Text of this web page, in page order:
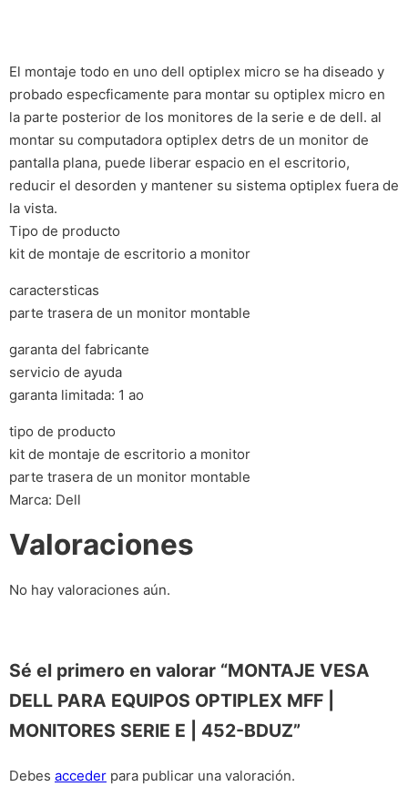
El montaje todo en uno dell optiplex micro se ha diseado y
probado especficamente para montar su optiplex micro en
la parte posterior de los monitores de la serie e de dell. al
montar su computadora optiplex detrs de un monitor de
pantalla plana, puede liberar espacio en el escritorio,
reducir el desorden y mantener su sistema optiplex fuera de
la vista.
Tipo de producto
kit de montaje de escritorio a monitor
caractersticas
parte trasera de un monitor montable
garanta del fabricante
servicio de ayuda
garanta limitada: 1 ao
tipo de producto
kit de montaje de escritorio a monitor
parte trasera de un monitor montable
Marca: Dell
Valoraciones
No hay valoraciones aún.
Sé el primero en valorar “MONTAJE VESA
DELL PARA EQUIPOS OPTIPLEX MFF |
MONITORES SERIE E | 452-BDUZ”
Debes acceder para publicar una valoración.